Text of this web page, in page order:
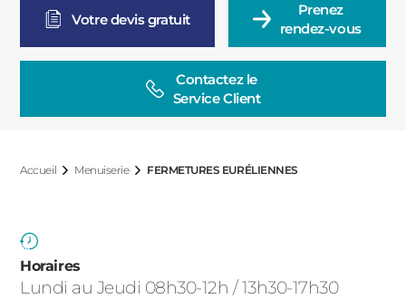
Votre devis gratuit
Prenez
rendez-vous
Contactez le
Service Client
Accueil Menuiserie FERMETURES EURÉLIENNES
Horaires
Lundi au Jeudi 08h30-12h / 13h30-17h30
ACIER